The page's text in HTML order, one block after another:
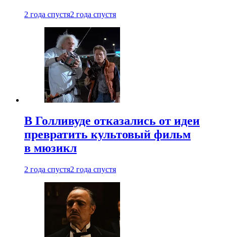
2 года спустя2 года спустя
В Голливуде отказались от идеи
превратить культовый фильм
в мюзикл
2 года спустя2 года спустя